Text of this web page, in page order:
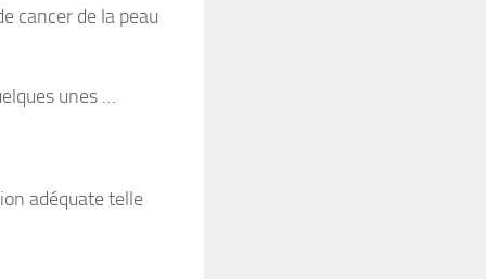
cancer de la peau
unes …
adéquate telle